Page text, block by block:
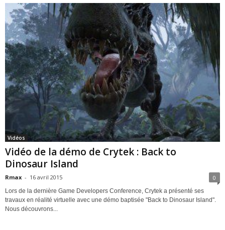
Vidéos
Vidéo de la démo de Crytek : Back to
Dinosaur Island
Rmax - 16 avril 2015 0
Lors de la dernière Game Developers Conference, Crytek a présenté ses
travaux en réalité virtuelle avec une démo baptisée "Back to Dinosaur Island".
Nous découvrons...